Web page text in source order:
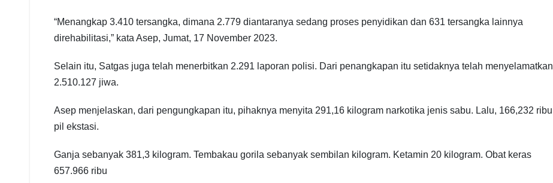
“Menangkap 3.410 tersangka, dimana 2.779 diantaranya sedang proses penyidikan dan 631 tersangka lainnya
direhabilitasi,” kata Asep, Jumat, 17 November 2023.
Selain itu, Satgas juga telah menerbitkan 2.291 laporan polisi. Dari penangkapan itu setidaknya telah menyelamatkan
2.510.127 jiwa.
Asep menjelaskan, dari pengungkapan itu, pihaknya menyita 291,16 kilogram narkotika jenis sabu. Lalu, 166,232 ribu
pil ekstasi.
Ganja sebanyak 381,3 kilogram. Tembakau gorila sebanyak sembilan kilogram. Ketamin 20 kilogram. Obat keras
657.966 ribu